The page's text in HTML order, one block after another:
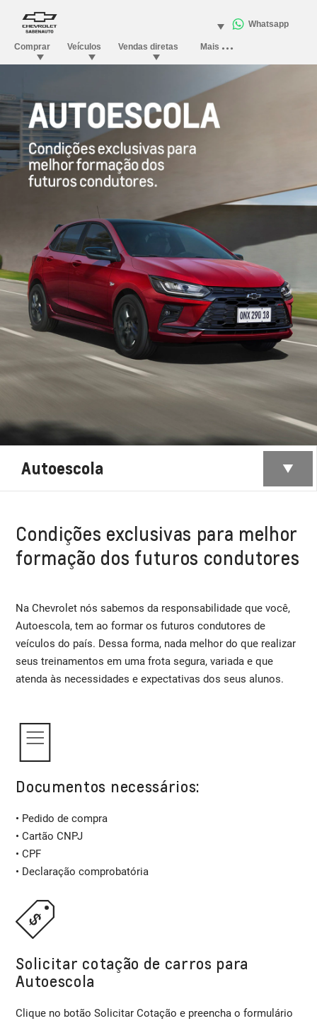
Autoescola
Condições exclusivas para melhor
formação dos futuros condutores
Na Chevrolet nós sabemos da responsabilidade que você,
Autoescola, tem ao formar os futuros condutores de
veículos do país. Dessa forma, nada melhor do que realizar
seus treinamentos em uma frota segura, variada e que
atenda às necessidades e expectativas dos seus alunos.
Documentos necessários:
• Pedido de compra
• Cartão CNPJ
• CPF
• Declaração comprobatória
Solicitar cotação de carros para
Autoescola
Clique no botão Solicitar Cotação e preencha o formulário